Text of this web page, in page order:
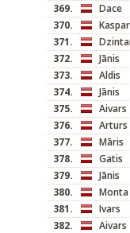
369.
Dace
370.
371.
372.
Jānis
373.
Aldis
374.
Jānis
375.
Aivars
376.
Arturs
377.
Māris
378.
Gatis
379.
Jānis
380.
Monta
381.
Ivars
382.
Aivars